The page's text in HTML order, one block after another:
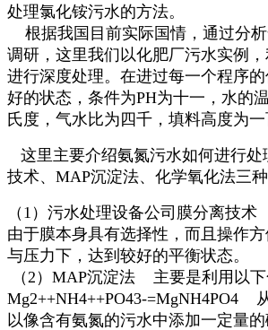
处理氯化铵污水的方法。
根据我国目前实际国情，通过分
调研，这里我们以化肥厂污水实例
进行深度处理。在进过每一个程序
好的状态，条件为PH为十一，水的
氏度，气水比为四千，填料高度为一
这里主要介绍氨氮污水如何进行处
技术、MAP沉淀法、化学氧化法三
（1）污水处理设备公司膜分离技
由于膜本身具有选择性，而且操作
与压力下，达到较好的平衡状态。
（2）MAP沉淀法 主要是利用以下
Mg2++NH4++PO43-=MgNH4PO4
以像含有氨氮的污水中添加一定量